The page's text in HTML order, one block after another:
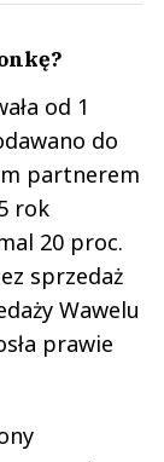
od 1
do
partnerem
rok
20 proc.
sprzedaż
Wawelu
prawie